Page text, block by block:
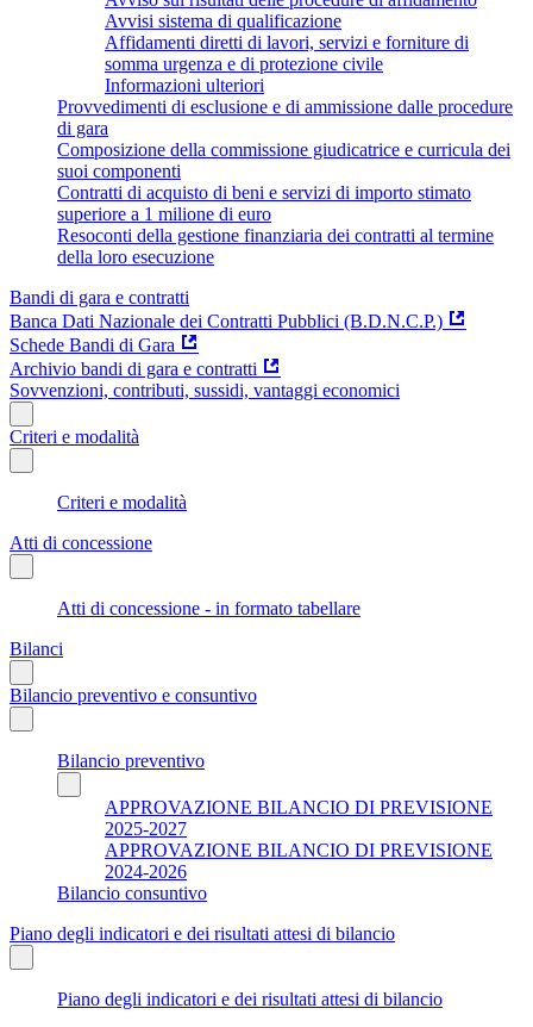
Avvisi sistema di qualificazione
Affidamenti diretti di lavori, servizi e forniture di
somma urgenza e di protezione civile
Informazioni ulteriori
Provvedimenti di esclusione e di ammissione dalle procedure
di gara
Composizione della commissione giudicatrice e curricula dei
suoi componenti
Contratti di acquisto di beni e servizi di importo stimato
superiore a 1 milione di euro
Resoconti della gestione finanziaria dei contratti al termine
della loro esecuzione
Bandi di gara e contratti
Banca Dati Nazionale dei Contratti Pubblici (B.D.N.C.P.)
Schede Bandi di Gara
Archivio bandi di gara e contratti
Sovvenzioni, contributi, sussidi, vantaggi economici
Criteri e modalità
Criteri e modalità
Atti di concessione
Atti di concessione - in formato tabellare
Bilanci
Bilancio preventivo e consuntivo
Bilancio preventivo
APPROVAZIONE BILANCIO DI PREVISIONE
2025-2027
APPROVAZIONE BILANCIO DI PREVISIONE
2024-2026
Bilancio consuntivo
Piano degli indicatori e dei risultati attesi di bilancio
Piano degli indicatori e dei risultati attesi di bilancio